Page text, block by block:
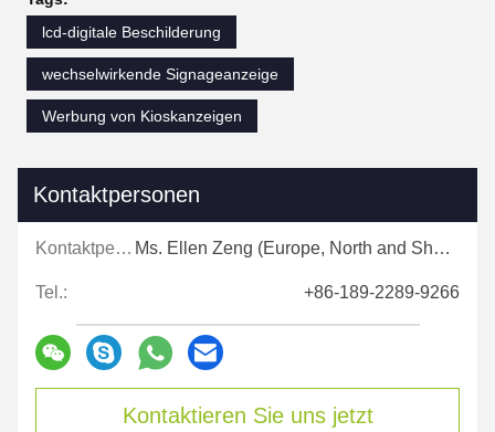
lcd-digitale Beschilderung
wechselwirkende Signageanzeige
Werbung von Kioskanzeigen
Kontaktpersonen
Kontaktpersonen: Ms. Ellen Zeng (Europe, North and Shouth America)
Tel.: +86-189-2289-9266
Kontaktieren Sie uns jetzt